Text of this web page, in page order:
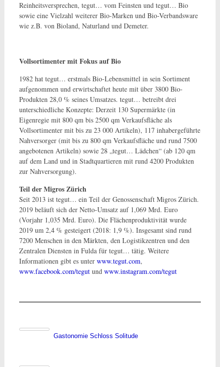
Reinheitsversprechen, tegut… vom Feinsten und tegut… Bio
sowie eine Vielzahl weiterer Bio-Marken und Bio-Verbandsware
wie z.B. von Bioland, Naturland und Demeter.
Vollsortimenter mit Fokus auf Bio
1982 hat tegut… erstmals Bio-Lebensmittel in sein Sortiment
aufgenommen und erwirtschaftet heute mit über 3800 Bio-
Produkten 28,0 % seines Umsatzes. tegut… betreibt drei
unterschiedliche Konzepte: Derzeit 130 Supermärkte (in
Eigenregie mit 800 qm bis 2500 qm Verkaufsfläche als
Vollsortimenter mit bis zu 23 000 Artikeln), 117 inhabergeführte
Nahversorger (mit bis zu 800 qm Verkaufsfläche und rund 7500
angebotenen Artikeln) sowie 28 „tegut… Lädchen“ (ab 120 qm
auf dem Land und in Stadtquartieren mit rund 4200 Produkten
zur Nahversorgung).
Teil der Migros Zürich
Seit 2013 ist tegut… ein Teil der Genossenschaft Migros Zürich.
2019 beläuft sich der Netto-Umsatz auf 1,069 Mrd. Euro
(Vorjahr 1,035 Mrd. Euro). Die Flächenproduktivität wurde
2019 um 2,4 % gesteigert (2018: 1,9 %). Insgesamt sind rund
7200 Menschen in den Märkten, den Logistikzentren und den
Zentralen Diensten in Fulda für tegut… tätig. Weitere
Informationen gibt es unter www.tegut.com,
www.facebook.com/tegutund www.instagram.com/tegut
Gastonomie Schloss Solitude